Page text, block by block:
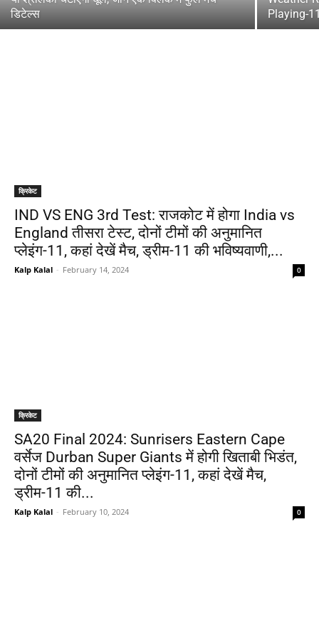
डिटेल्स
Playing-
क्रिकेट
IND VS ENG 3rd Test: राजकोट में होगा India vs
England तीसरा टेस्ट, दोनों टीमों की अनुमानित
प्लेइंग-11, कहां देखें मैच, ड्रीम-11 की भविष्यवाणी,...
Kalp Kalal - February 14, 2024 0
क्रिकेट
SA20 Final 2024: Sunrisers Eastern Cape
वर्सेज Durban Super Giants में होगी खिताबी भिडंत,
दोनों टीमों की अनुमानित प्लेइंग-11, कहां देखें मैच,
ड्रीम-11 की...
Kalp Kalal - February 10, 2024 0